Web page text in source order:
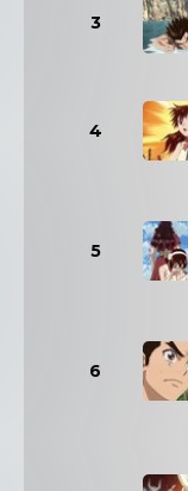
3
4
5
6